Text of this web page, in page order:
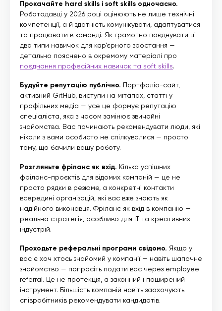
Прокачайте hard skills і soft skills одночасно.
Роботодавці у 2026 році оцінюють не лише технічні
компетенції, а й здатність комунікувати, адаптуватися
та працювати в команді. Як грамотно поєднувати ці
два типи навичок для кар’єрного зростання —
детально пояснено в окремому матеріалі про
поєднання професійних навичок та soft skills.
Будуйте репутацію публічно. Портфоліо-сайт,
активний GitHub, виступи на мітапах, статті у
профільних медіа — усе це формує репутацію
спеціаліста, яка з часом замінює звичайні
знайомства. Вас починають рекомендувати люди, які
ніколи з вами особисто не спілкувалися — просто
тому, що бачили вашу роботу.
Розгляньте фріланс як вхід. Кілька успішних
фріланс-проєктів для відомих компаній — це не
просто рядки в резюме, а конкретні контакти
всередині організацій, які вас вже знають як
надійного виконавця. Фріланс як вхід в компанію —
реальна стратегія, особливо для IT та креативних
індустрій.
Проходьте реферальні програми свідомо. Якщо у
вас є хоч хтось знайомий у компанії — навіть шапочне
знайомство — попросіть подати вас через employee
referral. Це не протекція, а законний і поширений
інструмент. Більшість компаній навіть заохочують
співробітників рекомендувати кандидатів.